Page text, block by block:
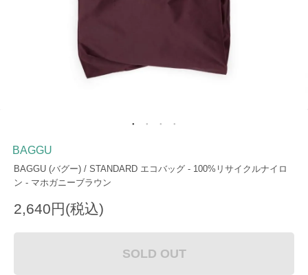
BAGGU
BAGGU (バグー) / STANDARD エコバッグ - 100%リサイクルナイロ
ン - マホガニーブラウン
2,640円(税込)
SOLD OUT